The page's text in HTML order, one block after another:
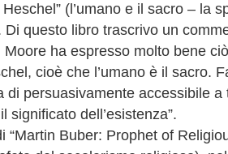
(l’umano e il sacro – la
Di questo libro trascrivo un
Moore ha espresso molto bene
cioè che l’umano è il sacro.
di persuasivamente accessibile a
significato dell’esistenza”.
“Martin Buber: Prophet of